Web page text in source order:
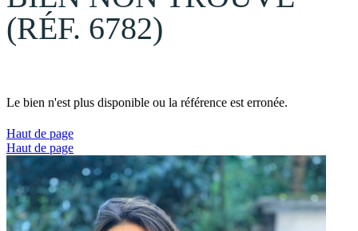
(RÉF. 6782)
Le bien n'est plus disponible ou la référence est erronée.
Haut de page
Haut de page